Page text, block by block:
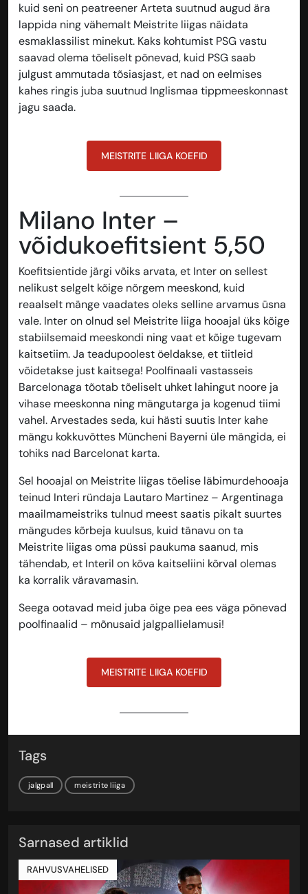
kuid seni on peatreener Arteta suutnud augud ära
lappida ning vähemalt Meistrite liigas näidata
esmaklassilist minekut. Kaks kohtumist PSG vastu
saavad olema tõeliselt põnevad, kuid PSG saab
julgust ammutada tõsiasjast, et nad on eelmises
kahes ringis juba suutnud Inglismaa tippmeeskonnast
jagu saada.
MEISTRITE LIIGA KOEFID
Milano Inter –
võidukoefitsient 5,50
Koefitsientide järgi võiks arvata, et Inter on sellest
nelikust selgelt kõige nõrgem meeskond, kuid
reaalselt mänge vaadates oleks selline arvamus üsna
vale. Inter on olnud sel Meistrite liiga hooajal üks kõige
stabiilsemaid meeskondi ning vaat et kõige tugevam
kaitsetiim. Ja teadupoolest öeldakse, et tiitleid
võidetakse just kaitsega! Poolfinaali vastasseis
Barcelonaga tõotab tõeliselt uhket lahingut noore ja
vihase meeskonna ning mängutarga ja kogenud tiimi
vahel. Arvestades seda, kui hästi suutis Inter kahe
mängu kokkuvõttes Müncheni Bayerni üle mängida, ei
tohiks nad Barcelonat karta.
Sel hooajal on Meistrite liigas tõelise läbimurdehooaja
teinud Interi ründaja Lautaro Martinez – Argentinaga
maailmameistriks tulnud meest saatis pikalt suurtes
mängudes kõrbeja kuulsus, kuid tänavu on ta
Meistrite liigas oma püssi paukuma saanud, mis
tähendab, et Interil on kõva kaitseliini kõrval olemas
ka korralik väravamasin.
Seega ootavad meid juba õige pea ees väga põnevad
poolfinaalid – mõnusaid jalgpallielamusi!
MEISTRITE LIIGA KOEFID
Tags
jalgpall meistrite liiga
Sarnased artiklid
RAHVUSVAHELISED